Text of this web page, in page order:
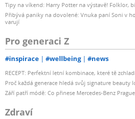
Tipy na víkend: Harry Potter na výstavě! Folklor,
Přibývá paniky na dovolené: Vnuka paní Soni v
varují
Pro generaci Z
#inspirace #wellbeing #news
RECEPT: Perfektní letní kombinace, které tě
Proč každá generace hledá svůj signature beauty
Září patří módě: Co přinese Mercedes-Benz
Zdraví